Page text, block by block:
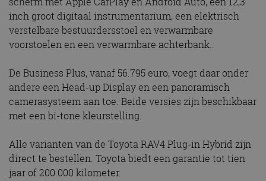
inch groot digitaal instrumentarium, een elektrisch
verstelbare bestuurdersstoel en verwarmbare
voorstoelen en een verwarmbare achterbank..
De Business Plus, vanaf 56.795 euro, voegt daar onder
andere een Head-up Display en een panoramisch
camerasysteem aan toe. Beide versies zijn beschikbaar
met een bi-tone kleurstelling.
Alle varianten van de Toyota RAV4 Plug-in Hybrid zijn
direct te bestellen. Toyota biedt een garantie tot tien
jaar of 200.000 kilometer.